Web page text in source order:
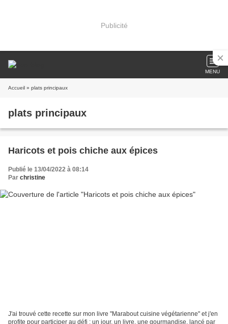
Publicité
MENU
Accueil » plats principaux
plats principaux
Haricots et pois chiche aux épices
Publié le 13/04/2022 à 08:14
Par christine
J'ai trouvé cette recette sur mon livre "Marabout cuisine végétarienne" et j'en
profite pour participer au défi : un jour, un livre, une gourmandise, lancé par